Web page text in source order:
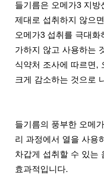
들기름은 오메가3 지방
제대로 섭취하지 않으
오메가3 섭취를 극대
가하지 않고 사용하는
식약처 조사에 따르면,
크게 감소하는 것으로
들기름의 풍부한 오메
리 과정에서 열을 사용
차갑게 섭취할 수 있는
효과적입니다.